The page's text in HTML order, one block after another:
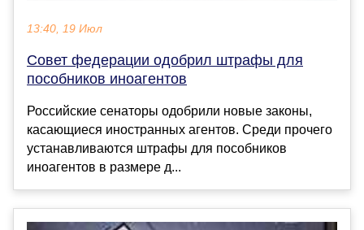
13:40, 19 Июл
Совет федерации одобрил штрафы для
пособников иноагентов
Российские сенаторы одобрили новые законы,
касающиеся иностранных агентов. Среди прочего
устанавливаются штрафы для пособников
иноагентов в размере д...